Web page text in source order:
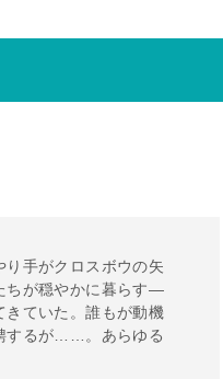
手がクロスボウの矢
ちが穏やかに暮らす―
ていた。誰もが動機
するが……。あらゆる